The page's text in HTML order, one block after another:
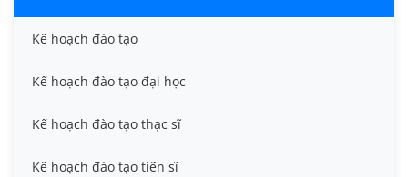
Kế hoạch đào tạo
Kế hoạch đào tạo đại học
Kế hoạch đào tạo thạc sĩ
Kế hoạch đào tạo tiến sĩ